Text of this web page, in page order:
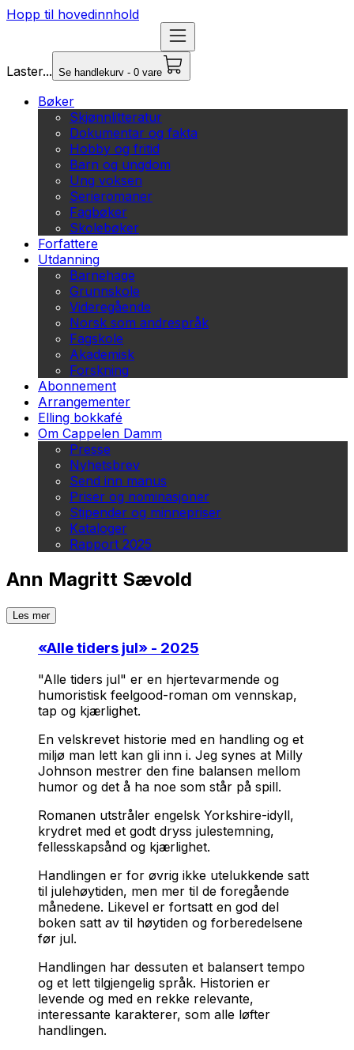
Hopp til hovedinnhold
Laster... Se handlekurv - 0 vare
Bøker
Skjønnlitteratur
Dokumentar og fakta
Hobby og fritid
Barn og ungdom
Ung voksen
Serieromaner
Fagbøker
Skolebøker
Forfattere
Utdanning
Barnehage
Grunnskole
Videregående
Norsk som andrespråk
Fagskole
Akademisk
Forskning
Abonnement
Arrangementer
Elling bokkafé
Om Cappelen Damm
Presse
Nyhetsbrev
Send inn manus
Priser og nominasjoner
Stipender og minnepriser
Kataloger
Rapport 2025
Ann Magritt Sævold
Les mer
«Alle tiders jul» - 2025
"Alle tiders jul" er en hjertevarmende og
humoristisk feelgood-roman om vennskap,
tap og kjærlighet.
En velskrevet historie med en handling og et
miljø man lett kan gli inn i. Jeg synes at Milly
Johnson mestrer den fine balansen mellom
humor og det å ha noe som står på spill.
Romanen utstråler engelsk Yorkshire-idyll,
krydret med et godt dryss julestemning,
fellesskapsånd og kjærlighet.
Handlingen er for øvrig ikke utelukkende satt
til julehøytiden, men mer til de foregående
månedene. Likevel er fortsatt en god del
boken satt av til høytiden og forberedelsene
før jul.
Handlingen har dessuten et balansert tempo
og et lett tilgjengelig språk. Historien er
levende og med en rekke relevante,
interessante karakterer, som alle løfter
handlingen.